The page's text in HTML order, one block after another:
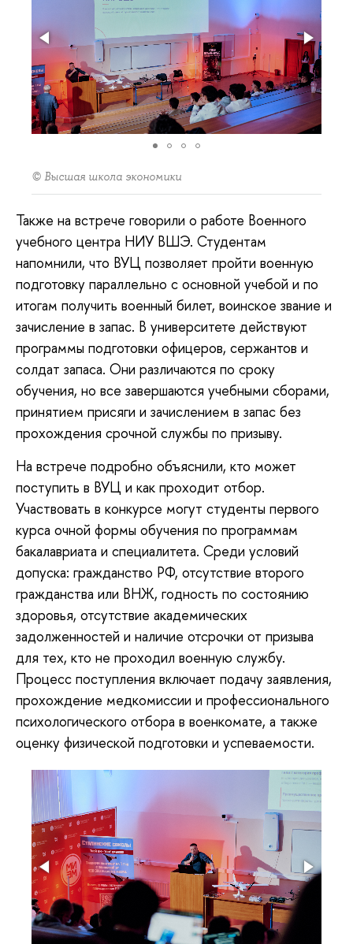
© Высшая школа экономики
Также на встрече говорили о работе Военного
учебного центра НИУ ВШЭ. Студентам
напомнили, что ВУЦ позволяет пройти военную
подготовку параллельно с основной учебой и по
итогам получить военный билет, воинское звание и
зачисление в запас. В университете действуют
программы подготовки офицеров, сержантов и
солдат запаса. Они различаются по сроку
обучения, но все завершаются учебными сборами,
принятием присяги и зачислением в запас без
прохождения срочной службы по призыву.
На встрече подробно объяснили, кто может
поступить в ВУЦ и как проходит отбор.
Участвовать в конкурсе могут студенты первого
курса очной формы обучения по программам
бакалавриата и специалитета. Среди условий
допуска: гражданство РФ, отсутствие второго
гражданства или ВНЖ, годность по состоянию
здоровья, отсутствие академических
задолженностей и наличие отсрочки от призыва
для тех, кто не проходил военную службу.
Процесс поступления включает подачу заявления,
прохождение медкомиссии и профессионального
психологического отбора в военкомате, а также
оценку физической подготовки и успеваемости.